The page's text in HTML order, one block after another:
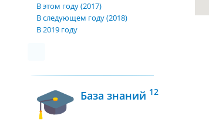
В этом году (2017)
В следующем году (2018)
В 2019 году
База знаний 12